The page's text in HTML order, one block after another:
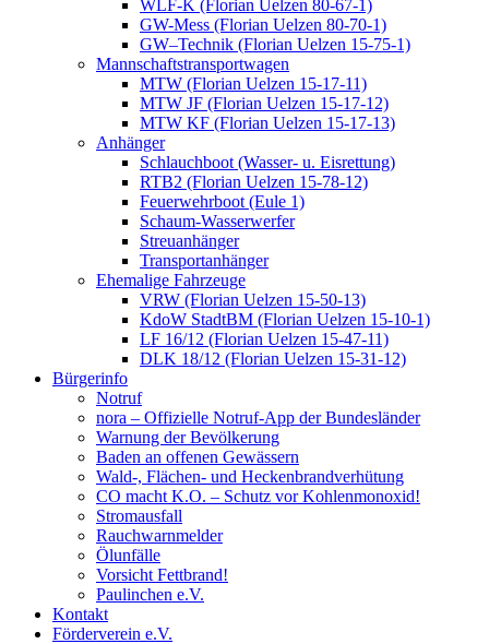
WLF-K (Florian Uelzen 80-67-1)
GW-Mess (Florian Uelzen 80-70-1)
GW–Technik (Florian Uelzen 15-75-1)
Mannschaftstransportwagen
MTW (Florian Uelzen 15-17-11)
MTW JF (Florian Uelzen 15-17-12)
MTW KF (Florian Uelzen 15-17-13)
Anhänger
Schlauchboot (Wasser- u. Eisrettung)
RTB2 (Florian Uelzen 15-78-12)
Feuerwehrboot (Eule 1)
Schaum-Wasserwerfer
Streuanhänger
Transportanhänger
Ehemalige Fahrzeuge
VRW (Florian Uelzen 15-50-13)
KdoW StadtBM (Florian Uelzen 15-10-1)
LF 16/12 (Florian Uelzen 15-47-11)
DLK 18/12 (Florian Uelzen 15-31-12)
Bürgerinfo
Notruf
nora – Offizielle Notruf-App der Bundesländer
Warnung der Bevölkerung
Baden an offenen Gewässern
Wald-, Flächen- und Heckenbrandverhütung
CO macht K.O. – Schutz vor Kohlenmonoxid!
Stromausfall
Rauchwarnmelder
Ölunfälle
Vorsicht Fettbrand!
Paulinchen e.V.
Kontakt
Förderverein e.V.